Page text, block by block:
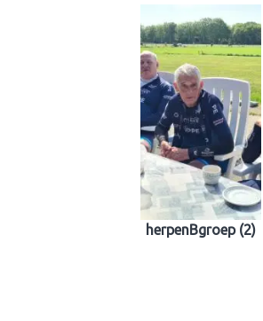
herpenBgroep (2)